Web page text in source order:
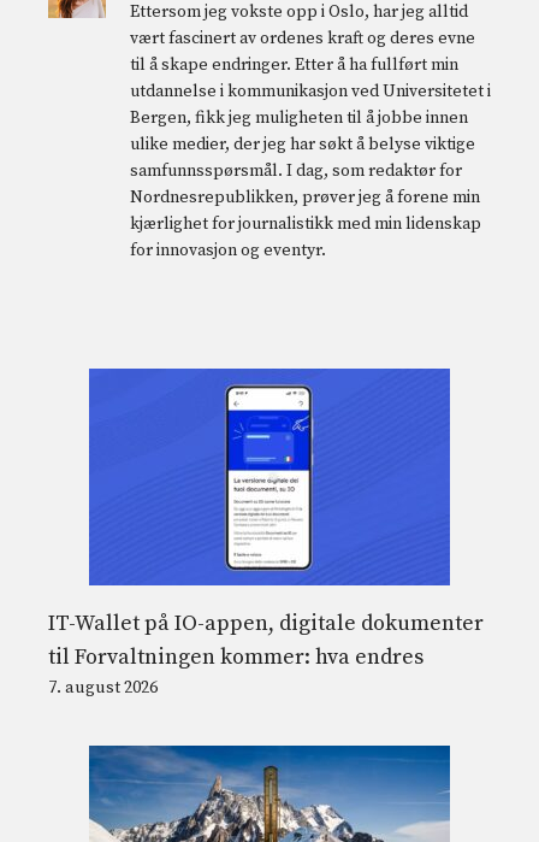
Ettersom jeg vokste opp i Oslo, har jeg alltid
vært fascinert av ordenes kraft og deres evne
til å skape endringer. Etter å ha fullført min
utdannelse i kommunikasjon ved Universitetet i
Bergen, fikk jeg muligheten til å jobbe innen
ulike medier, der jeg har søkt å belyse viktige
samfunnsspørsmål. I dag, som redaktør for
Nordnesrepublikken, prøver jeg å forene min
kjærlighet for journalistikk med min lidenskap
for innovasjon og eventyr.
IT-Wallet på IO-appen, digitale dokumenter
til Forvaltningen kommer: hva endres
7. august 2026